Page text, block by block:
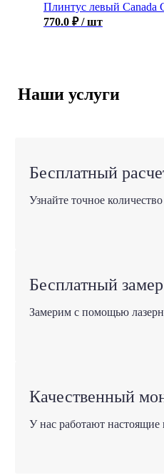
Плинтус левый Canada
770.0 ₽ / шт
Наши услуги
Бесплатный
Узнайте точное
Бесплатный замер
Замерим с помощью
Качественный
У нас работают